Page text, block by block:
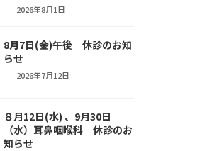
2026年8月1日
8月7日(金)午後 休診のお知
らせ
2026年7月12日
８月12日(水) 、9月30日
（水）耳鼻咽喉科 休診のお
知らせ